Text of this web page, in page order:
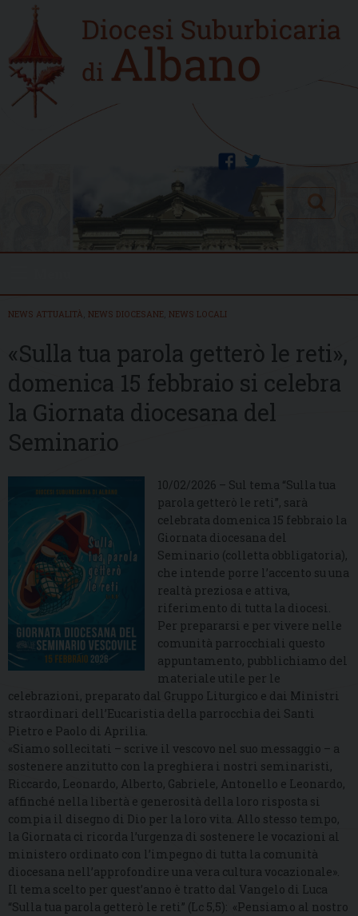
content
Home
new
twitter
facebook
Search
NEWS ATTUALITÀ NEWS DIOCESANE NEWS LOCALI
«Sulla tua parola getterò le reti»,
domenica 15 febbraio si celebra
la Giornata diocesana del
Seminario
10/02/2026 – Sul tema “Sulla tua
parola getterò le reti”, sarà
celebrata domenica 15 febbraio la
Giornata diocesana del
Seminario (colletta obbligatoria),
che intende porre l’accento su una
realtà preziosa e attiva,
riferimento di tutta la diocesi.
Per prepararsi e per vivere nelle
comunità parrocchiali questo
appuntamento, pubblichiamo del
materiale utile per le
celebrazioni, preparato dal Gruppo Liturgico e dai Ministri
straordinari dell’Eucaristia della parrocchia dei Santi
Pietro e Paolo di Aprilia.
«Siamo sollecitati – scrive il vescovo nel suo messaggio – a
sostenere anzitutto con la preghiera i nostri seminaristi,
Riccardo, Leonardo, Alberto, Gabriele, Antonello e Leonardo,
affinché nella libertà e generosità della loro risposta si
compia il disegno di Dio per la loro vita. Allo stesso tempo,
la Giornata ci ricorda l’urgenza di sostenere le vocazioni al
ministero ordinato con l’impegno di tutta la comunità
diocesana nell’approfondire una vera cultura vocazionale».
Il tema scelto per quest’anno è tratto dal Vangelo di Luca
“Sulla tua parola getterò le reti” (Lc 5,5): «Pensiamo al nostro